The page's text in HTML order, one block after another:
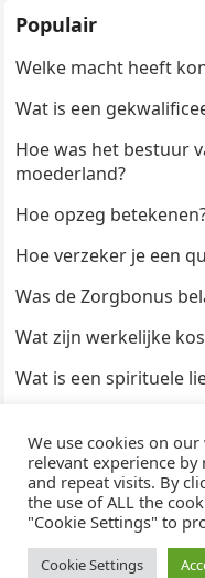
Populair
Welke macht heeft
Wat is een
Hoe was het bestuur
moederland?
Hoe opzeg
Hoe verzeker je een
Was de Zorgbonus
Wat zijn werkelijke
Wat is een spirituele
Hoe duur zijn
© 2026WijzeAntwoorden-
We use cookies on
relevant experience
and repeat visits. By
the use of ALL the
"Cookie Settings" to
Cookie Settings